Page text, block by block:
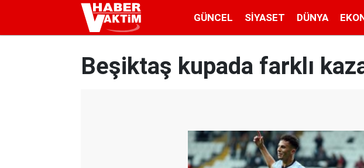
GÜNCEL SIYASET DÜNYA
Beşiktaş kupada farklı